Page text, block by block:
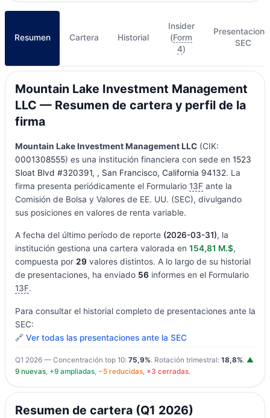
Resumen Cartera Historial
Insider
(Form
4)
SEC
Mountain Lake Investment Management
LLC — Resumen de cartera y perfil de la
firma
Mountain Lake Investment Management LLC(CIK:
0001308555) es una institución financiera con sede en 1523
Sloat Blvd #320391, , San Francisco, California 94132. La
firma presenta periódicamente el Formulario 13Fante la
Comisión de Bolsa y Valores de EE. UU. (SEC), divulgando
sus posiciones en valores de renta variable.
A fecha del último período de reporte (2026-03-31), la
institución gestiona una cartera valorada en 154,81 M.$,
compuesta por 29valores distintos. A lo largo de su historial
de presentaciones, ha enviado 56 informes en el Formulario
13F.
Para consultar el historial completo de presentaciones ante la
SEC:
🔗 Ver todas las presentaciones ante la SEC
Q1 2026 — Concentración top 10: 75,9%. Rotación trimestral: 18,8%. ▲
9 nuevas, +9 ampliadas, −5 reducidas, ×3 cerradas.
Resumen de cartera (Q1 2026)